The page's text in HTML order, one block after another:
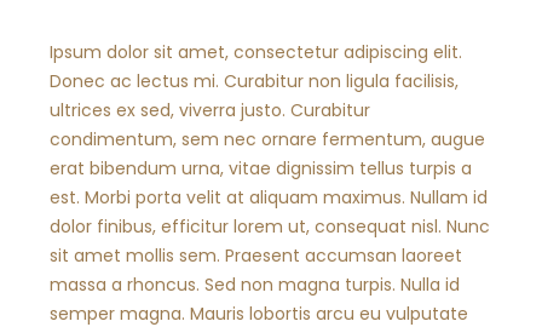
Ipsum dolor sit amet, consectetur adipiscing elit.
Donec ac lectus mi. Curabitur non ligula facilisis,
ultrices ex sed, viverra justo. Curabitur
condimentum, sem nec ornare fermentum, augue
erat bibendum urna, vitae dignissim tellus turpis a
est. Morbi porta velit at aliquam maximus. Nullam id
dolor finibus, efficitur lorem ut, consequat nisl. Nunc
sit amet mollis sem. Praesent accumsan laoreet
massa a rhoncus. Sed non magna turpis. Nulla id
semper magna. Mauris lobortis arcu eu vulputate